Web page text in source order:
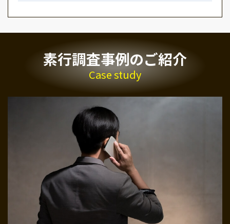
素行調査事例のご紹介
Case study